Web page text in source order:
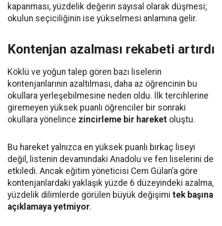
kapanması, yüzdelik değerin sayısal olarak düşmesi;
okulun seçiciliğinin ise yükselmesi anlamına gelir.
Kontenjan azalması rekabeti artırdı
Köklü ve yoğun talep gören bazı liselerin
kontenjanlarının azaltılması, daha az öğrencinin bu
okullara yerleşebilmesine neden oldu. İlk tercihlerine
giremeyen yüksek puanlı öğrenciler bir sonraki
okullara yönelince zincirleme bir hareket oluştu.
Bu hareket yalnızca en yüksek puanlı birkaç liseyi
değil, listenin devamındaki Anadolu ve fen liselerini de
etkiledi. Ancak eğitim yöneticisi Cem Gülan’a göre
kontenjanlardaki yaklaşık yüzde 6 düzeyindeki azalma,
yüzdelik dilimlerde görülen büyük değişimi tek başına
açıklamaya yetmiyor.